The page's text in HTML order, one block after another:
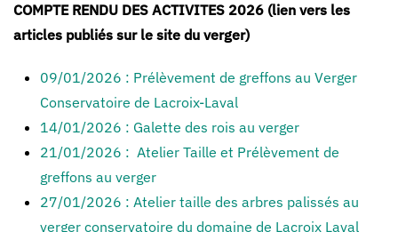
COMPTE RENDU DES ACTIVITES 2026 (lien vers les
articles publiés sur le site du verger)
09/01/2026 : Prélèvement de greffons au Verger
Conservatoire de Lacroix-Laval
14/01/2026 : Galette des rois au verger
21/01/2026 : Atelier Taille et Prélèvement de
greffons au verger
27/01/2026 : Atelier taille des arbres palissés au
verger conservatoire du domaine de Lacroix Laval